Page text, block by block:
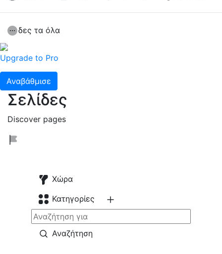
δες τα όλα
Upgrade to Pro
Αναβάθμισε
Σελίδες
Discover pages
Χώρα
Κατηγορίες
Αναζήτηση